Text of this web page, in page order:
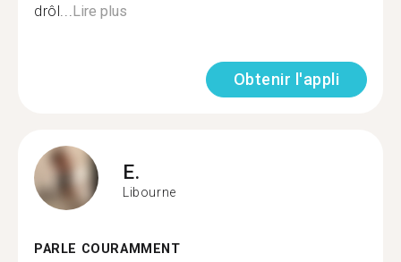
drôl...Lire plus
Obtenir l'appli
E.
Libourne
PARLE COURAMMENT